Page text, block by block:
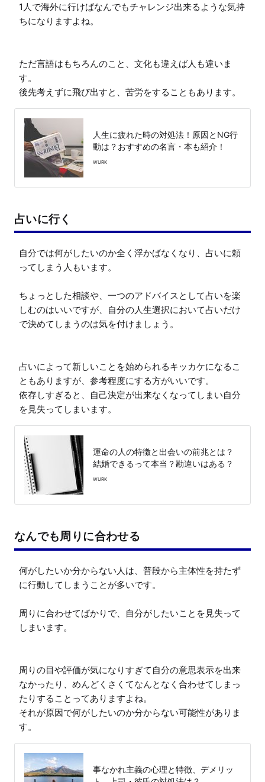
1人で海外に行けばなんでもチャレンジ出来るような気持
ちになりますよね。
ただ言語はもちろんのこと、文化も違えば人も違いま
す。
後先考えずに飛び出すと、苦労をすることもあります。
人生に疲れた時の対処法！原因とNG行
動は？おすすめの名言・本も紹介！
WURK
占いに行く
自分では何がしたいのか全く浮かばなくなり、占いに頼
ってしまう人もいます。
ちょっとした相談や、一つのアドバイスとして占いを楽
しむのはいいですが、自分の人生選択において占いだけ
で決めてしまうのは気を付けましょう。
占いによって新しいことを始められるキッカケになるこ
ともありますが、参考程度にする方がいいです。
依存しすぎると、自己決定が出来なくなってしまい自分
を見失ってしまいます。
運命の人の特徴と出会いの前兆とは？
結婚できるって本当？勘違いはある？
WURK
なんでも周りに合わせる
何がしたいか分からない人は、普段から主体性を持たず
に行動してしまうことが多いです。
周りに合わせてばかりで、自分がしたいことを見失って
しまいます。
周りの目や評価が気になりすぎて自分の意思表示を出来
なかったり、めんどくさくてなんとなく合わせてしまっ
たりすることってありますよね。
それが原因で何がしたいのか分からない可能性がありま
す。
事なかれ主義の心理と特徴、デメリッ